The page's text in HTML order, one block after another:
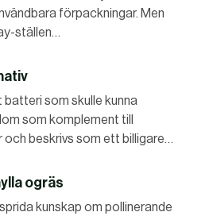
förpackningar. Men
ställen…
som skulle kunna
som komplement till
beskrivs som ett billigare…
ogräs
kunskap om pollinerande